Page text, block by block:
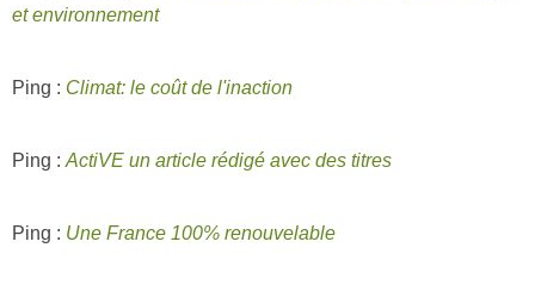
et environnement
Ping : Climat: le coût de l'inaction
Ping : ActiVE un article rédigé avec des titres
Ping : Une France 100% renouvelable